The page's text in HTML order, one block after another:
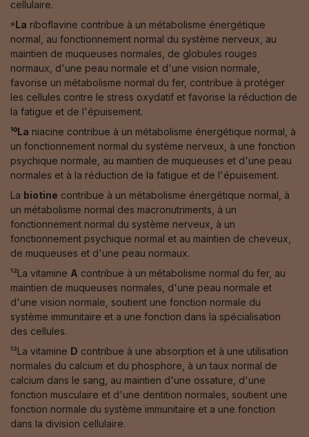
cellulaire.
⁹La riboflavine contribue à un métabolisme énergétique
normal, au fonctionnement normal du système nerveux, au
maintien de muqueuses normales, de globules rouges
normaux, d'une peau normale et d'une vision normale,
favorise un métabolisme normal du fer, contribue à protéger
les cellules contre le stress oxydatif et favorise la réduction de
la fatigue et de l'épuisement.
¹⁰La niacine contribue à un métabolisme énergétique normal, à
un fonctionnement normal du système nerveux, à une fonction
psychique normale, au maintien de muqueuses et d'une peau
normales et à la réduction de la fatigue et de l'épuisement.
La biotine contribue à un métabolisme énergétique normal, à
un métabolisme normal des macronutriments, à un
fonctionnement normal du système nerveux, à un
fonctionnement psychique normal et au maintien de cheveux,
de muqueuses et d'une peau normaux.
¹²La vitamine A contribue à un métabolisme normal du fer, au
maintien de muqueuses normales, d'une peau normale et
d'une vision normale, soutient une fonction normale du
système immunitaire et a une fonction dans la spécialisation
des cellules.
¹³La vitamine D contribue à une absorption et à une utilisation
normales du calcium et du phosphore, à un taux normal de
calcium dans le sang, au maintien d'une ossature, d'une
fonction musculaire et d'une dentition normales, soutient une
fonction normale du système immunitaire et a une fonction
dans la division cellulaire.